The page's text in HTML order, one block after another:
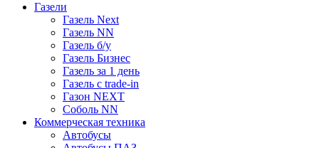
Газели
Газель Next
Газель NN
Газель б/у
Газель Бизнес
Газель за 1 день
Газель с trade-in
Газон NEXT
Соболь NN
Коммерческая техника
Автобусы